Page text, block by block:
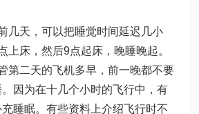
几天，可以把睡觉时间延迟几小
上床，然后9点起床，晚睡晚起。
第二天的飞机多早，前一晚都不要
因为在十几个小时的飞行中，有
睡眠。有些资料上介绍飞行时不